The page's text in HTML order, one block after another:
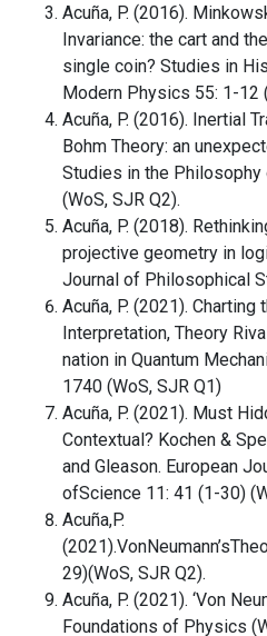
Acuña, P. (2016).
Invariance: the cart and
single coin? Studies in
Modern Physics 55: 1-12
Acuña, P. (2016). Inertial
Bohm Theory: an
Studies in the
(WoS, SJR Q2).
Acuña, P. (2018).
projective geometry in
Journal of Philosophical
Acuña, P. (2021).
Interpretation, Theory
nation in Quantum
1740 (WoS, SJR Q1)
Acuña, P. (2021). Must
Contextual? Kochen &
and Gleason. European
ofScience 11: 41 (1-30)
Acuña,P.
29)(WoS, SJR Q2).
Acuña, P. (2021). ‘Von
Foundations of Physics